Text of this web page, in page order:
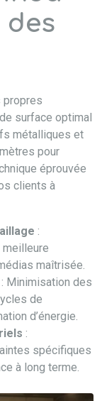
propres
surface optimal
métalliques et
pour
éprouvée
clients à
:
maîtrisée.
: Minimisation des
de
d’énergie.
:
spécifiques
à long terme.